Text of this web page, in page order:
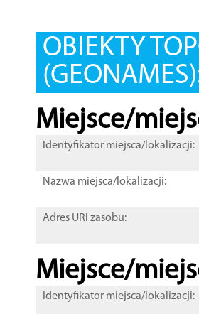
OBIEKTY
Miejsce/
Identyfikator miejsca/lokalizacji:
Nazwa miejsca/lokalizacji:
Adres URI zasobu:
Miejsce/
Identyfikator miejsca/lokalizacji: